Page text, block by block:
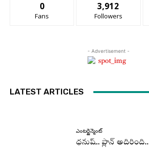
0
Fans
3,912
Followers
- Advertisement -
LATEST ARTICLES
ఎంటర్టైన్మెంట్
ధనుష్‌.. ప్లాన్ అదిరింది..